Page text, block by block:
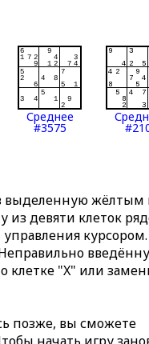
Среднее
#3575
выделенную жёлтым
из девяти клеток
клетке "X" или
позже, вы сможете